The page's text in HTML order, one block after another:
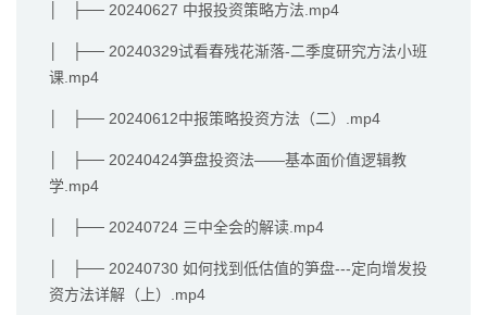
│ ├── 20240627 中报投资策略方法.mp4
│ ├── 20240329试看春残花渐落-二季度研究方法小班
课.mp4
│ ├── 20240612中报策略投资方法（二）.mp4
│ ├── 20240424笋盘投资法——基本面价值逻辑教
学.mp4
│ ├── 20240724 三中全会的解读.mp4
│ ├── 20240730 如何找到低估值的笋盘---定向增发投
资方法详解（上）.mp4